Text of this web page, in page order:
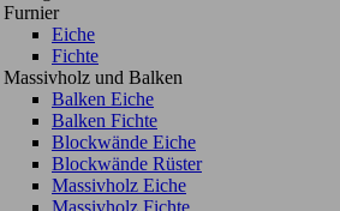
Furnier
Eiche
Fichte
Massivholz und Balken
Balken Eiche
Balken Fichte
Blockwände Eiche
Blockwände Rüster
Massivholz Eiche